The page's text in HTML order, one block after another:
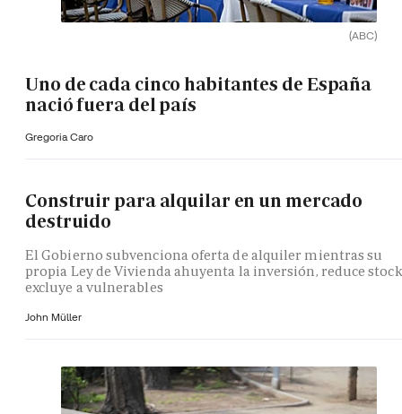
(ABC)
Uno de cada cinco habitantes de España
nació fuera del país
Gregoria Caro
Construir para alquilar en un mercado
destruido
El Gobierno subvenciona oferta de alquiler mientras su
propia Ley de Vivienda ahuyenta la inversión, reduce
excluye a vulnerables
John Müller